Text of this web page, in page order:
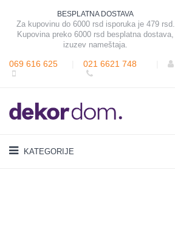
BESPLATNA DOSTAVA
Za kupovinu do 6000 rsd isporuka je 479 rsd.
Kupovina preko 6000 rsd besplatna dostava,
izuzev nameštaja.
069 616 625 021 6621 748
KATEGORIJE